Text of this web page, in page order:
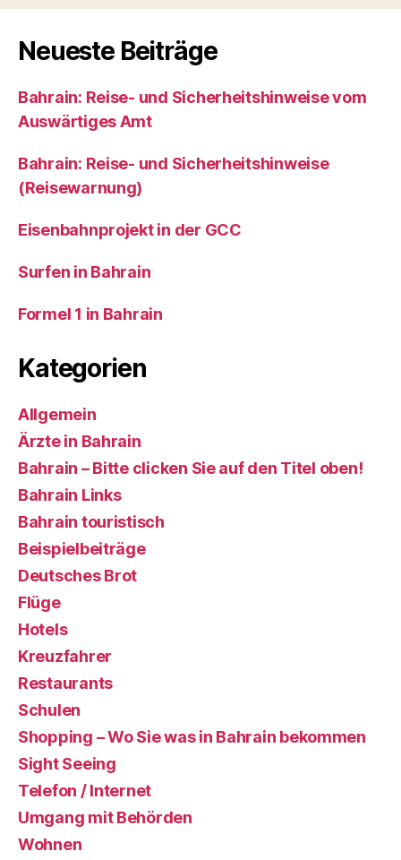
Neueste Beiträge
Bahrain: Reise- und Sicherheitshinweise vom
Auswärtiges Amt
Bahrain: Reise- und Sicherheitshinweise
(Reisewarnung)
Eisenbahnprojekt in der GCC
Surfen in Bahrain
Formel 1 in Bahrain
Kategorien
Allgemein
Ärzte in Bahrain
Bahrain – Bitte clicken Sie auf den Titel oben!
Bahrain Links
Bahrain touristisch
Beispielbeiträge
Deutsches Brot
Flüge
Hotels
Kreuzfahrer
Restaurants
Schulen
Shopping – Wo Sie was in Bahrain bekommen
Sight Seeing
Telefon / Internet
Umgang mit Behörden
Wohnen